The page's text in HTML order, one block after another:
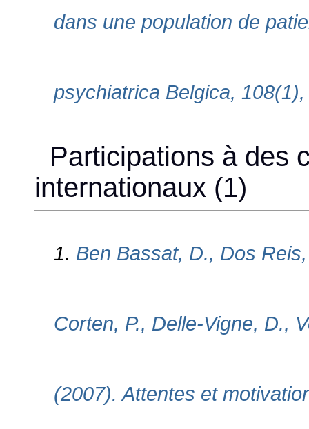
dans une population de
psychiatrica Belgica,
Participations à des
internationaux (1)
1. Ben Bassat, D., Dos
Corten, P., Delle-Vigne, D.,
(2007). Attentes et